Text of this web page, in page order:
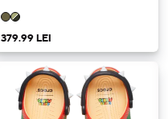
379.99 LEI